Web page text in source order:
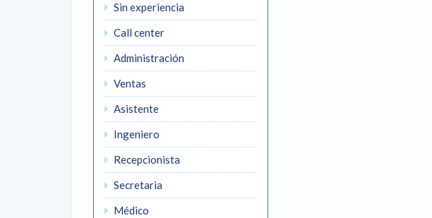
Sin experiencia
Call center
Administración
Ventas
Asistente
Ingeniero
Recepcionista
Secretaria
Médico